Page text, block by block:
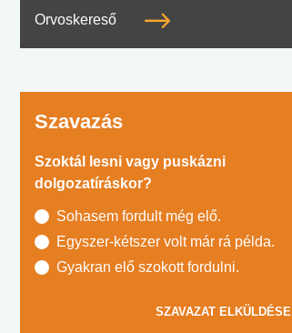
Orvoskereső
Szavazás
Szoktál lesni vagy puskázni
dolgozatíráskor?
Sohasem fordult még elő.
Egyszer-kétszer volt már rá példa.
Gyakran elő szokott fordulni.
SZAVAZAT ELKÜLDÉSE